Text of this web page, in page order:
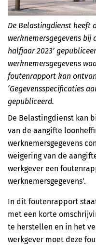
De Belastingdienst heeft
werknemersgegevens bij
halfjaar 2023’
werknemersgegevens
foutenrapport kan
‘Gegevensspecificaties
gepubliceerd.
De Belastingdienst kan
van de aangifte
werknemersgegevens
weigering van de
werkgever een
werknemersgegevens’.
In dit foutenrapport
met een korte
te herstellen en in het
werkgever moet deze